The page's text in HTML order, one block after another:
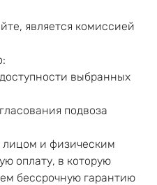
является комиссией
выбранных
подвоза
и физическим
оплату, в которую
бессрочную гарантию